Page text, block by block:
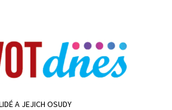
A JEJICH OSUDY